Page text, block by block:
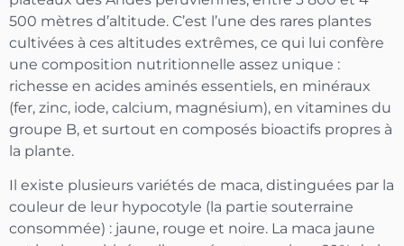
500 mètres d’altitude. C’est l’une des rares plantes
cultivées à ces altitudes extrêmes, ce qui lui confère
une composition nutritionnelle assez unique :
richesse en acides aminés essentiels, en minéraux
(fer, zinc, iode, calcium, magnésium), en vitamines du
groupe B, et surtout en composés bioactifs propres à
la plante.
Il existe plusieurs variétés de maca, distinguées par la
couleur de leur hypocotyle (la partie souterraine
consommée) : jaune, rouge et noire. La maca jaune